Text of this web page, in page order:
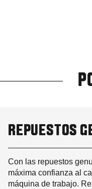
REPUESTOS
Con las repuestos
máxima confianza al
máquina de trabajo.